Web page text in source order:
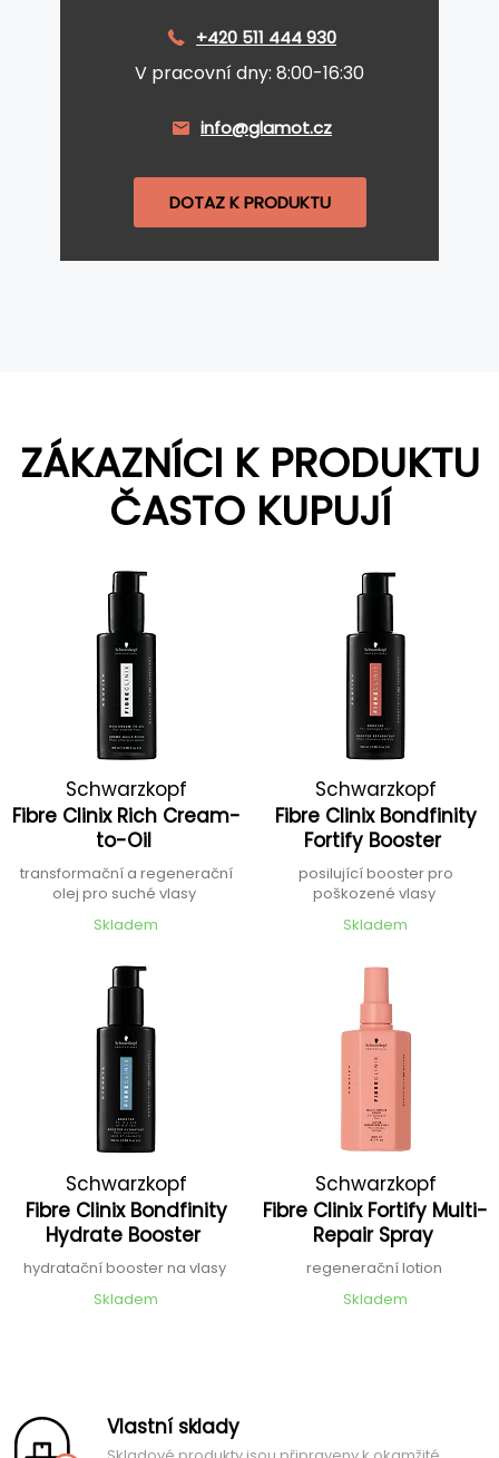
+420 511 444 930
V pracovní dny: 8:00-16:30
info@glamot.cz
DOTAZ K PRODUKTU
ZÁKAZNÍCI K PRODUKTU
ČASTO KUPUJÍ
Schwarzkopf
Professional
Fibre Clinix Rich Cream-
to-Oil
transformační a regenerační
olej pro suché vlasy
Skladem
Schwarzkopf
Professional
Fibre Clinix Bondfinity
Fortify Booster
posilující booster pro
poškozené vlasy
Skladem
Schwarzkopf
Professional
Fibre Clinix Bondfinity
Hydrate Booster
hydratační booster na vlasy
Skladem
Schwarzkopf
Professional
Fibre Clinix Fortify Multi-
Repair Spray
regenerační lotion
Skladem
Vlastní sklady